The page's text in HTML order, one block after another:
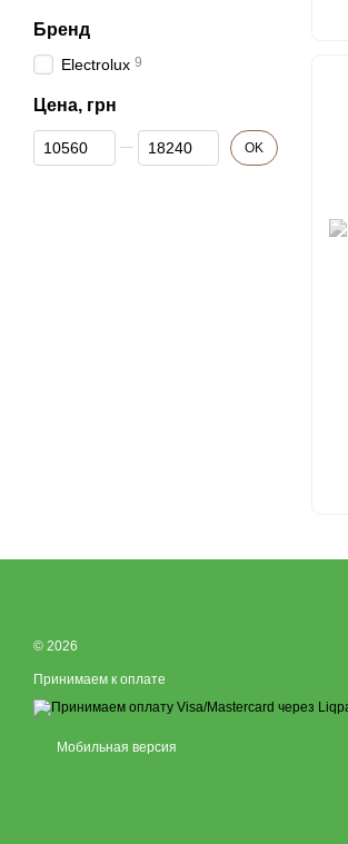
Бренд
Electrolux 9
Цена, грн
От Цена, грн
До Цена, грн OK
© 2026
Принимаем к оплате
Мобильная версия